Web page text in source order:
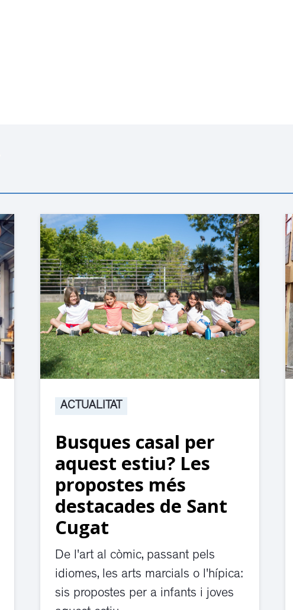
ACTUALITAT
Busques casal per
aquest estiu? Les
propostes més
destacades de Sant
Cugat
De l'art al còmic, passant pels
idiomes, les arts marcials o l'hípica:
sis propostes per a infants i joves